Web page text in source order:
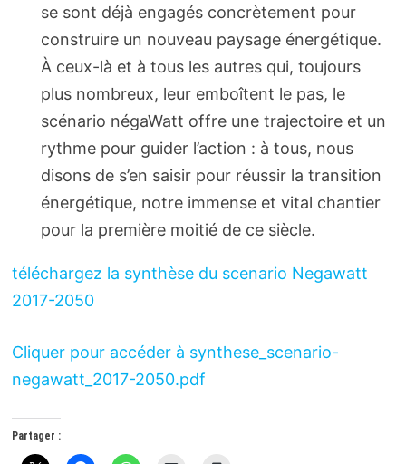
se sont déjà engagés concrètement pour
construire un nouveau paysage énergétique.
À ceux-là et à tous les autres qui, toujours
plus nombreux, leur emboîtent le pas, le
scénario négaWatt offre une trajectoire et un
rythme pour guider l’action : à tous, nous
disons de s’en saisir pour réussir la transition
énergétique, notre immense et vital chantier
pour la première moitié de ce siècle.
téléchargez la synthèse du scenario Negawatt
2017-2050
Cliquer pour accéder à synthese_scenario-
negawatt_2017-2050.pdf
Partager :